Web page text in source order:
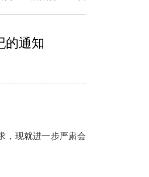
的通知
，现就进一步严肃会